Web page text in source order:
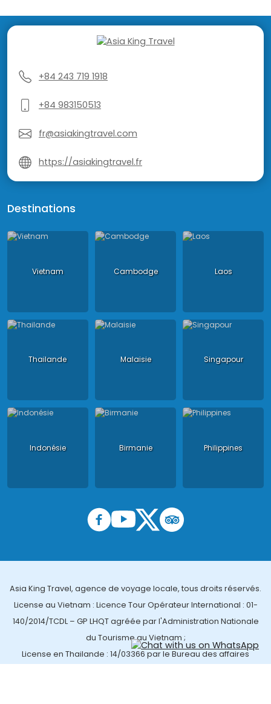
+84 243 719 1918
+84 983150513
fr@asiakingtravel.com
https://asiakingtravel.fr
Destinations
Vietnam Cambodge Laos
Thailande Malaisie Singapour
Indonésie Birmanie Philippines
Asia King Travel, agence de voyage locale, tous droits réservés.
License au Vietnam : Licence Tour Opérateur International : 01-
140/2014/TCDL – GP LHQT agréée par l'Administration Nationale
du Tourisme au Vietnam ;
License en Thailande : 14/03366 par le Bureau des affaires